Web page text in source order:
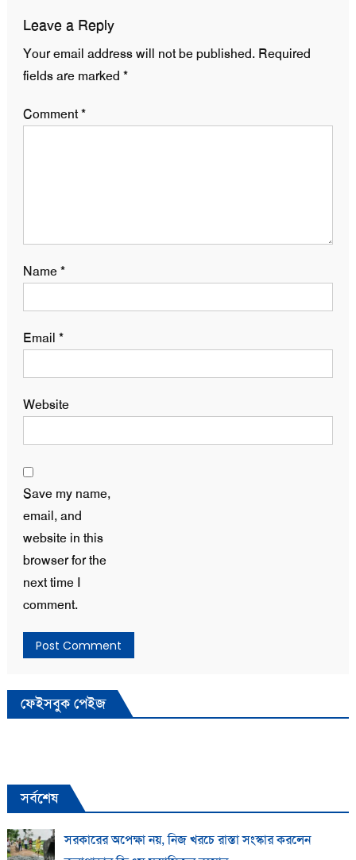
Leave a Reply
Your email address will not be published. Required
fields are marked *
Comment*
Name*
Email *
Website
Save my name,
email, and
website in this
browser for the
next time I
comment.
ফেইসবুক পেইজ
সর্বশেষ
সরকারের অপেক্ষা নয়, নিজ খরচে রাস্তা সংস্কার করলেন